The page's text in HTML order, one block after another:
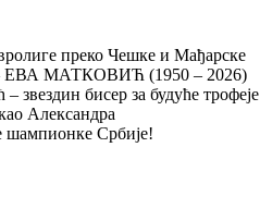
преко Чешке и Мађарске
МАТКОВИЋ (1950 – 2026)
звездин бисер за будуће трофеје
Александра
шампионке Србије!